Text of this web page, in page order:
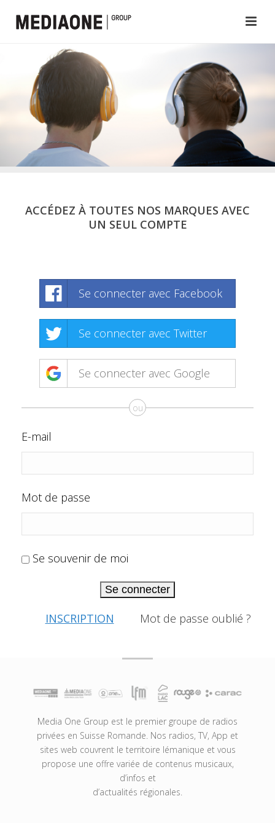
ACCÉDEZ À TOUTES NOS MARQUES AVEC
UN SEUL COMPTE
Se connecter avec Facebook
Se connecter avec Twitter
Se connecter avec Google
ou
E-mail
Mot de passe
Se souvenir de moi
Se connecter
INSCRIPTION Mot de passe oublié ?
Media One Group est le premier groupe de radios
privées en Suisse Romande. Nos radios, TV, App et
sites web couvrent le territoire lémanique et vous
propose une offre variée de contenus musicaux,
d’infos et
d’actualités régionales.